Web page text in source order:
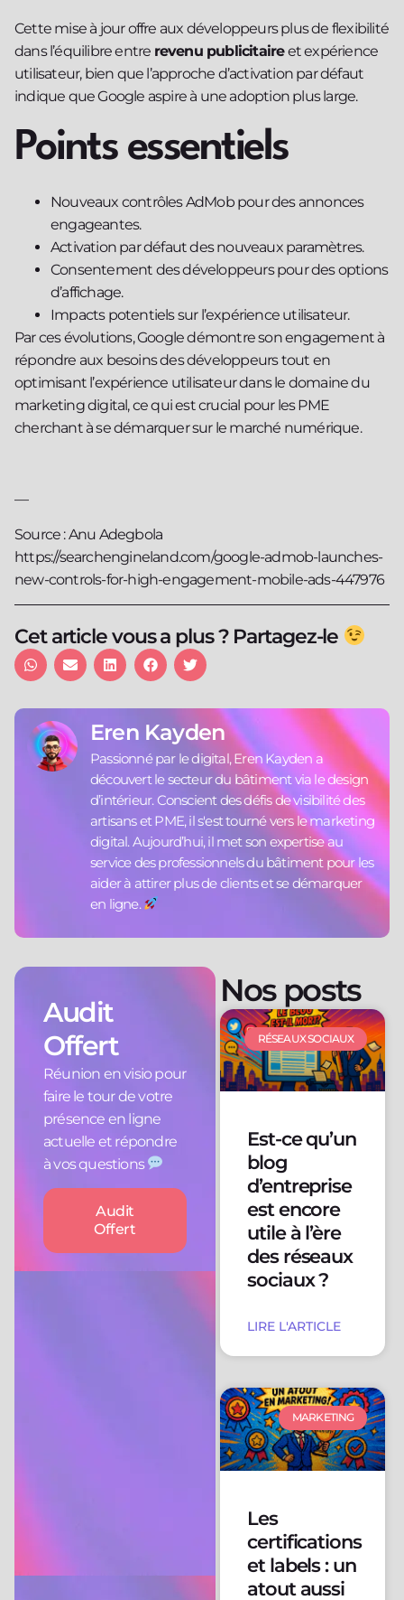
Cette mise à jour offre aux développeurs plus de flexibilité
dans l’équilibre entre revenu publicitaireet expérience
utilisateur, bien que l’approche d’activation par défaut
indique que Google aspire à une adoption plus large.
Points essentiels
Nouveaux contrôles AdMob pour des annonces
engageantes.
Activation par défaut des nouveaux paramètres.
Consentement des développeurs pour des options
d’affichage.
Impacts potentiels sur l’expérience utilisateur.
Par ces évolutions, Google démontre son engagement à
répondre aux besoins des développeurs tout en
optimisant l’expérience utilisateur dans le domaine du
marketing digital, ce qui est crucial pour les PME
cherchant à se démarquer sur le marché numérique.
—
Source : Anu Adegbola
https://searchengineland.com/google-admob-launches-
new-controls-for-high-engagement-mobile-ads-447976
Cet article vous a plus ? Partagez-le
Eren Kayden
Passionné par le digital, Eren Kayden a
découvert le secteur du bâtiment via le design
d’intérieur. Conscient des défis de visibilité des
artisans et PME, il s'est tourné vers le marketing
digital. Aujourd’hui, il met son expertise au
service des professionnels du bâtiment pour les
aider à attirer plus de clients et se démarquer
en ligne.
Audit
Offert
Réunion en visio pour
faire le tour de votre
présence en ligne
actuelle et répondre
à vos questions
Audit
Offert
Nos posts
RÉSEAUX SOCIAUX
Est-ce qu’un
blog
d’entreprise
est encore
utile à l’ère
des réseaux
sociaux ?
LIRE L'ARTICLE
MARKETING
Les
certifications
et labels : un
atout aussi